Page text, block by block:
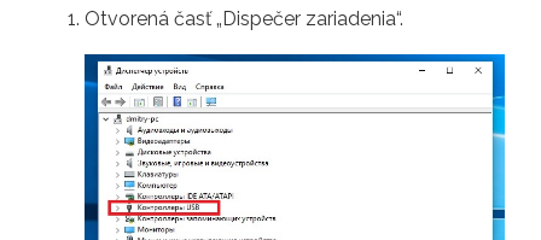
Otvorená časť „Dispečer zariadenia“.